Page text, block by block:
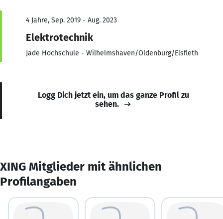
4 Jahre, Sep. 2019 - Aug. 2023
Elektrotechnik
Jade Hochschule - Wilhelmshaven/Oldenburg/Elsfleth
Logg Dich jetzt ein, um das ganze Profil zu
sehen.
XING Mitglieder mit ähnlichen
Profilangaben